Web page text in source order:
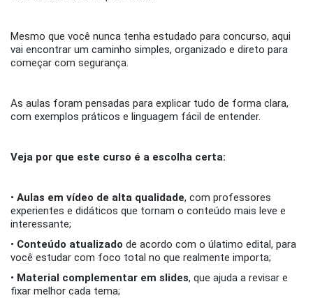
Mesmo que você nunca tenha estudado para concurso, aqui
vai encontrar um caminho simples, organizado e direto para
começar com segurança.
As aulas foram pensadas para explicar tudo de forma clara,
com exemplos práticos e linguagem fácil de entender.
Veja por que este curso é a escolha certa:
• Aulas em vídeo de alta qualidade, com professores
experientes e didáticos que tornam o conteúdo mais leve e
interessante;
• Conteúdo atualizado de acordo com o úlatimo edital, para
você estudar com foco total no que realmente importa;
• Material complementar em slides, que ajuda a revisar e
fixar melhor cada tema;